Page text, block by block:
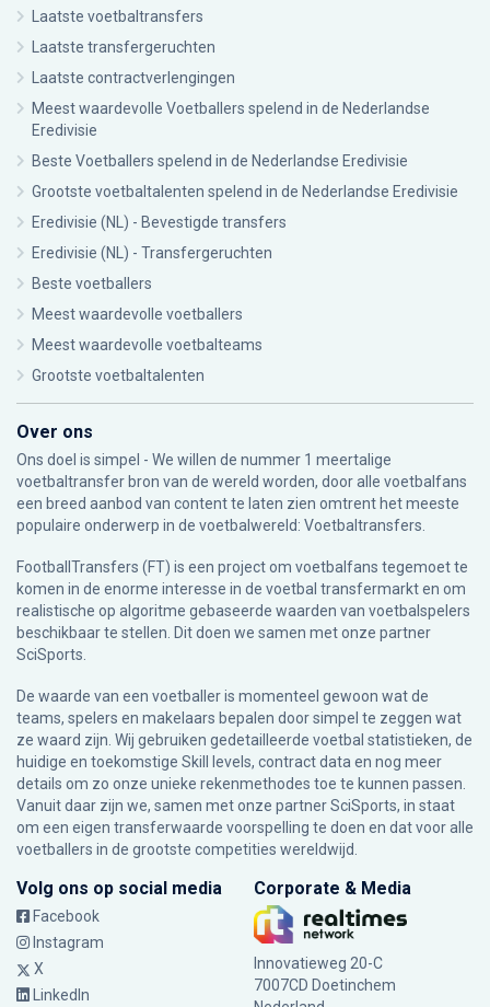
Laatste voetbaltransfers
Laatste transfergeruchten
Laatste contractverlengingen
Meest waardevolle Voetballers spelend in de Nederlandse
Eredivisie
Beste Voetballers spelend in de Nederlandse Eredivisie
Grootste voetbaltalenten spelend in de Nederlandse Eredivisie
Eredivisie (NL) - Bevestigde transfers
Eredivisie (NL) - Transfergeruchten
Beste voetballers
Meest waardevolle voetballers
Meest waardevolle voetbalteams
Grootste voetbaltalenten
Over ons
Ons doel is simpel - We willen de nummer 1 meertalige
voetbaltransfer bron van de wereld worden, door alle voetbalfans
een breed aanbod van content te laten zien omtrent het meeste
populaire onderwerp in de voetbalwereld: Voetbaltransfers.
FootballTransfers (FT) is een project om voetbalfans tegemoet te
komen in de enorme interesse in de voetbal transfermarkt en om
realistische op algoritme gebaseerde waarden van voetbalspelers
beschikbaar te stellen. Dit doen we samen met onze partner
SciSports
De waarde van een voetballer is momenteel gewoon wat de
teams, spelers en makelaars bepalen door simpel te zeggen wat
ze waard zijn. Wij gebruiken gedetailleerde voetbal statistieken, de
huidige en toekomstige Skill levels, contract data en nog meer
details om zo onze unieke rekenmethodes toe te kunnen passen.
Vanuit daar zijn we, samen met onze partner SciSports, in staat
om een eigen transferwaarde voorspelling te doen en dat voor alle
voetballers in de grootste competities wereldwijd.
Volg ons op social media
Facebook
Instagram
X
LinkedIn
Corporate & Media
Innovatieweg 20-C
7007CD Doetinchem